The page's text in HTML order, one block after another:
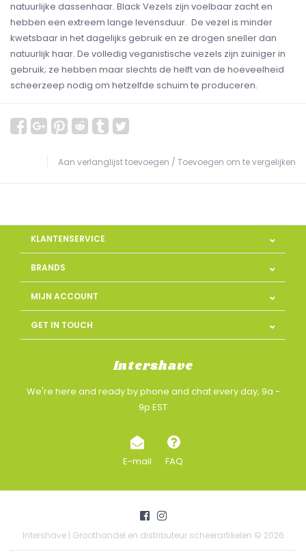
natuurlijke dassenhaar. Black Vezels zijn voelbaar zacht en
hebben een extreem lange levensduur. De vezel is minder
kwetsbaar in het dagelijks gebruik en ze drogen sneller dan
natuurlijk haar. De volledig veganistische vezels zijn zuiniger in
gebruik; ze hebben maar slechts de helft van de hoeveelheid
scheerzeep nodig om hetzelfde schuim te produceren.
Aan verlanglijst toevoegen / Toevoegen om te vergelijken
KLANTENSERVICE
BRANDS
MIJN ACCOUNT
GET IN TOUCH
Intershave
We're here and ready by phone and chat every day, 9a -
9p EST
E-mail FAQ
Intershave | Groothandel en distributeur scheerartikelen © 2026